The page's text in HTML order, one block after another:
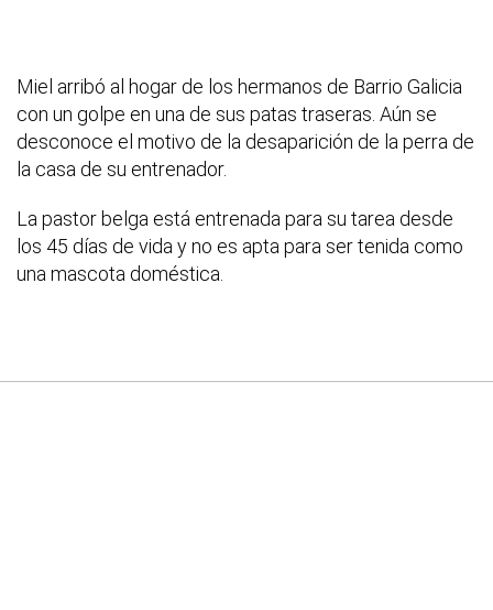
Miel arribó al hogar de los hermanos de Barrio Galicia
con un golpe en una de sus patas traseras. Aún se
desconoce el motivo de la desaparición de la perra de
la casa de su entrenador.
La pastor belga está entrenada para su tarea desde
los 45 días de vida y no es apta para ser tenida como
una mascota doméstica.